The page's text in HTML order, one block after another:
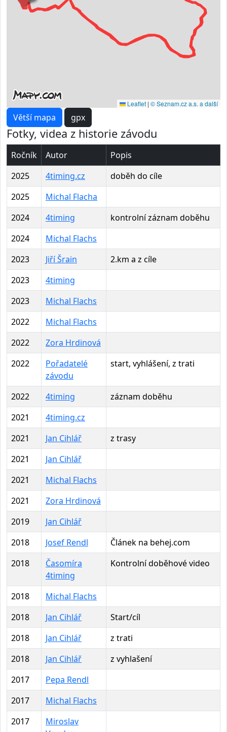
Leaflet | © Seznam.cz a.s. a další
Větší mapa gpx
Fotky, videa z historie závodu
Ročník Autor
Popis
2025
4timing.cz
doběh do cíle
2025
Michal Flacha
2024
4timing
kontrolní záznam doběhu
2024
Michal Flachs
2023
Jiří Šrain
2.km a z cíle
2023
4timing
2023
Michal Flachs
2022
Michal Flachs
2022
Zora Hrdinová
2022
Pořadatelé
závodu
start, vyhlášení, z trati
2022 4timing
záznam doběhu
2021
4timing.cz
2021
Jan Cihlář
z trasy
2021
Jan Cihlář
2021
Michal Flachs
2021
Zora Hrdinová
2019
Jan Cihlář
2018
Josef Rendl
Článek na behej.com
2018
Časomíra
4timing
Kontrolní doběhové video
2018
Michal Flachs
2018
Jan Cihlář
Start/cíl
2018
Jan Cihlář
z trati
2018
Jan Cihlář
z vyhlašení
2017
Pepa Rendl
2017
Michal Flachs
2017
Miroslav